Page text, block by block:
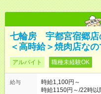
七輪房 宇都宮宿郷店
＜高時給＞焼肉店な
アルバイト 職種未経験OK
給与
時給1,100円～
時給1150円～/22時以降1438円 ※高校生時